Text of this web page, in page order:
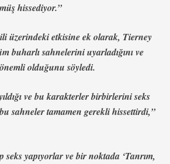
hissediyor.”
üzerindeki etkisine ek olarak, Tierney
buharlı sahnelerini uyarladığını ve
olduğunu söyledi.
ve bu karakterler birbirlerini seks
sahneler tamamen gerekli hissettirdi,”
seks yapıyorlar ve bir noktada ‘Tanrım,